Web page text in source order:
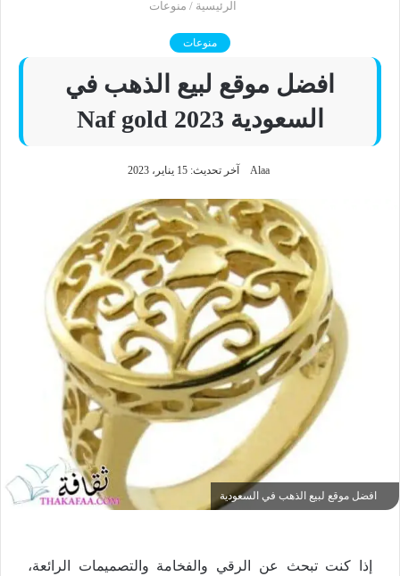
الرئيسية / منوعات
منوعات
افضل موقع لبيع الذهب في
السعودية Naf gold 2023
Alaa آخر تحديث: 15 يناير، 2023
افضل موقع لبيع الذهب في السعودية
إذا كنت تبحث عن الرقي والفخامة والتصميمات الرائعة،